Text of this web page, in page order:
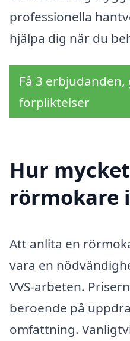
professionella
hjälpa dig när du
Få 3
förpliktelser
Hur
rörmokare
Att anlita en
vara en
VVS-arbeten.
beroende på
omfattning.